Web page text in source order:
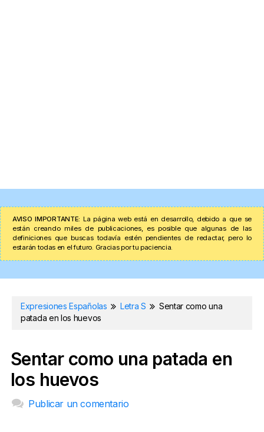
AVISO IMPORTANTE: La página web está en desarrollo, debido a que se
están creando miles de publicaciones, es posible que algunas de las
definiciones que buscas todavía estén pendientes de redactar, pero lo
estarán todas en el futuro. Gracias por tu paciencia.
Expresiones Españolas Letra S
Sentar como una
patada en los huevos
Sentar como una patada en
los huevos
Publicar un comentario